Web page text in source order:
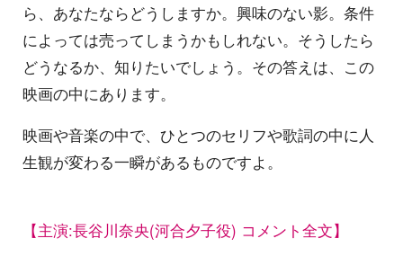
ら、あなたならどうしますか。興味のない影。条件
によっては売ってしまうかもしれない。そうしたら
どうなるか、知りたいでしょう。その答えは、この
映画の中にあります。
映画や音楽の中で、ひとつのセリフや歌詞の中に人
生観が変わる一瞬があるものですよ。
【主演:長谷川奈央(河合夕子役) コメント全文】